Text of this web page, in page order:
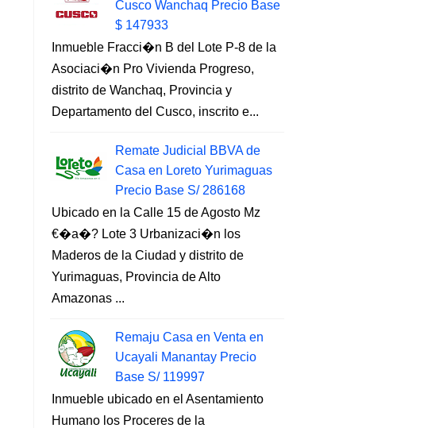
Cusco Wanchaq Precio Base
$ 147933
Inmueble Fracci�n B del Lote P-8 de la
Asociaci�n Pro Vivienda Progreso,
distrito de Wanchaq, Provincia y
Departamento del Cusco, inscrito e...
Remate Judicial BBVA de
Casa en Loreto Yurimaguas
Precio Base S/ 286168
Ubicado en la Calle 15 de Agosto Mz
€�a�? Lote 3 Urbanizaci�n los
Maderos de la Ciudad y distrito de
Yurimaguas, Provincia de Alto
Amazonas ...
Remaju Casa en Venta en
Ucayali Manantay Precio
Base S/ 119997
Inmueble ubicado en el Asentamiento
Humano los Proceres de la